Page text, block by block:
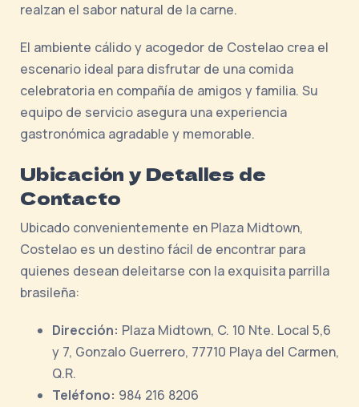
realzan el sabor natural de la carne.
El ambiente cálido y acogedor de Costelao crea el
escenario ideal para disfrutar de una comida
celebratoria en compañía de amigos y familia. Su
equipo de servicio asegura una experiencia
gastronómica agradable y memorable.
Ubicación y Detalles de
Contacto
Ubicado convenientemente en Plaza Midtown,
Costelao es un destino fácil de encontrar para
quienes desean deleitarse con la exquisita parrilla
brasileña:
Dirección: Plaza Midtown, C. 10 Nte. Local 5,6
y 7, Gonzalo Guerrero, 77710 Playa del Carmen,
Q.R.
Teléfono: 984 216 8206